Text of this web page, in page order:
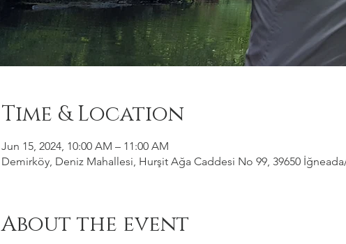
Time & Location
Jun 15, 2024, 10:00 AM – 11:00 AM
Demirköy, Deniz Mahallesi, Hurşit Ağa Caddesi No 99, 39650
About the event